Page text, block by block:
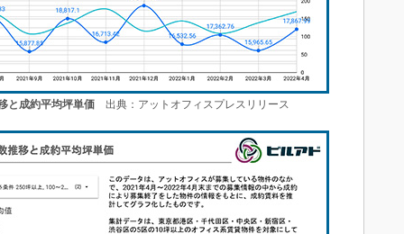
と成約平均坪単価出典：アットオフィスプレスリリース